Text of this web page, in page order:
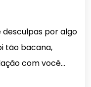
desculpas por algo
tão bacana,
com você…